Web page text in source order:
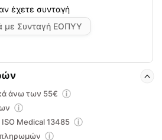
με Συνταγή ΕΟΠΥΥ
άνω των 55€
Medical 13485
πληρωμών